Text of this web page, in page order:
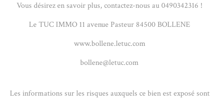
Vous désirez en savoir plus, contactez-nous au 0490342316 !
Le TUC IMMO 11 avenue Pasteur 84500 BOLLENE
www.bollene.letuc.com
bollene@letuc.com
Les informations sur les risques auxquels ce bien est exposé sont